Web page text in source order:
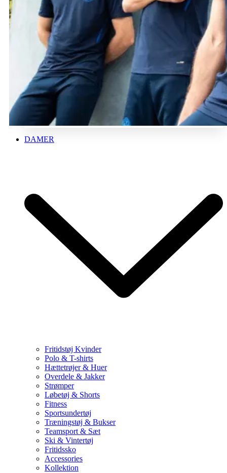
DAMER
Fritidstøj Kvinder
Polo & T-shirts
Hættetrøjer & Huer
Overdele & Jakker
Strømper
Løbetøj & Shorts
Fitness
Sportsundertøj
Træningstøj & Bukser
Teamsport & Sæt
Ski & Vintertøj
Fritidssko
Accessories
Kollektion